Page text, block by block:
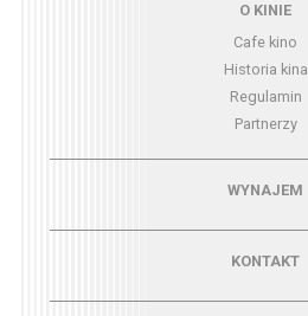
O KINIE
Cafe kino
Historia kina
Regulamin
Partnerzy
Menu - wynajemWYNAJEM
KONTAKT